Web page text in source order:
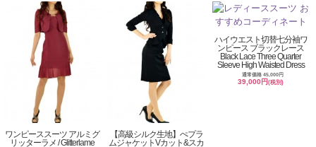
ワンピーススーツ アルミグ
リッターラメ / Glitterlame
【高級シルク生地】ぺプラ
ムジャケットVカット&スカ
ハイウエスト切替七分袖ワ
ンピース ブラックレース
Black Lace Three Quarter
Sleeve High Waisted Dress
通常価格 45,000円
39,000円(税別)